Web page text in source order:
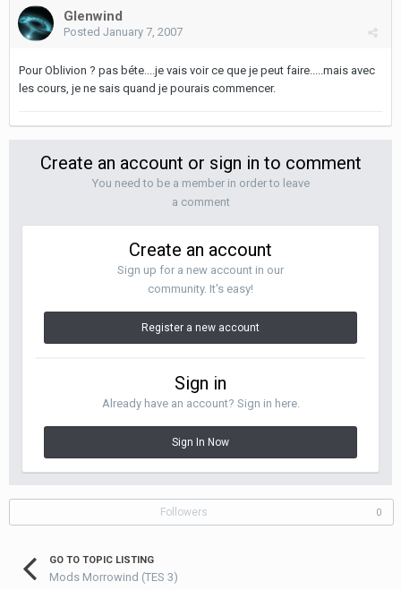
Glenwind
Posted January 7, 2007
Pour Oblivion ? pas béte....je vais voir ce que je peut faire.....mais avec
les cours, je ne sais quand je pourais commencer.
Create an account or sign in to comment
You need to be a member in order to leave
a comment
Create an account
Sign up for a new account in our
community. It's easy!
Register a new account
Sign in
Already have an account? Sign in here.
Sign In Now
Followers 0
GO TO TOPIC LISTING
Mods Morrowind (TES 3)